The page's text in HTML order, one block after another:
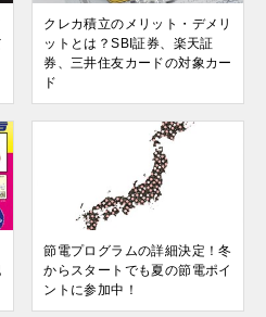
クレカ積立のメリット・デメリ
ットとは？SBI証券、楽天証
券、三井住友カードの対象カー
ド
節電プログラムの詳細決定！冬
からスタートでも夏の節電ポイ
ントに参加中！